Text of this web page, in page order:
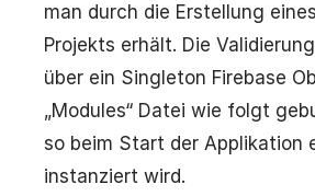
man durch die Erstellung
Projekts erhält. Die
über ein Singleton Firebase
„Modules“ Datei wie folgt
so beim Start der Applikation
instanziert wird.